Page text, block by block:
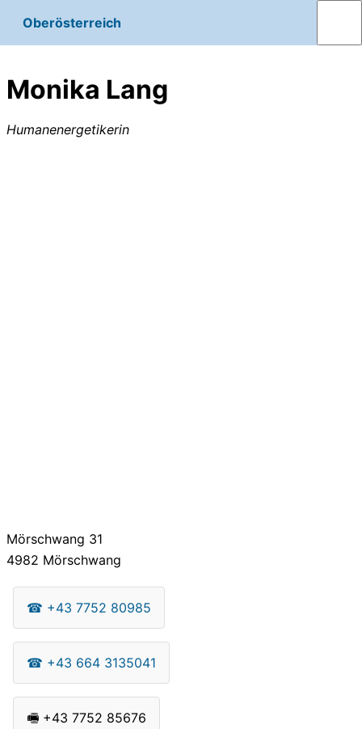
Oberösterreich
Monika Lang
Humanenergetikerin
Mörschwang 31
4982 Mörschwang
☎ +43 7752 80985
☎ +43 664 3135041
🖷 +43 7752 85676